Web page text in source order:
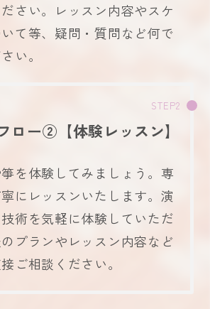
さい。レッスン内容やスケ
て等、疑問・質問など何で
い。
ロー②【体験レッスン】
を体験してみましょう。専
にレッスンいたします。演
術を気軽に体験していただ
プランやレッスン内容など
ご相談ください。